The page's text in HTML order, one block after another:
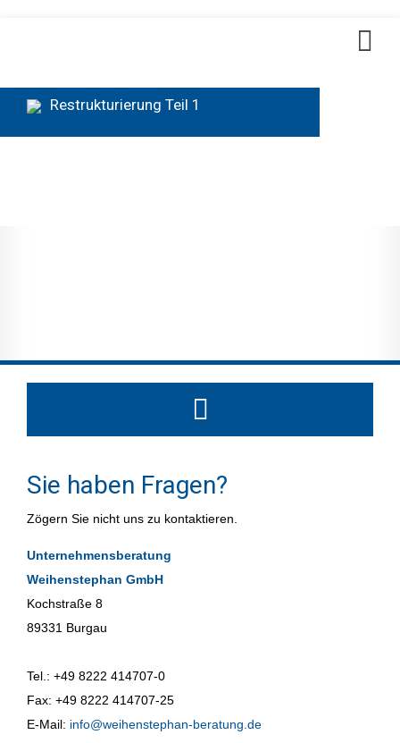
Restrukturierung Teil 1
Sie haben Fragen?
Zögern Sie nicht uns zu kontaktieren.
Unternehmensberatung
Weihenstephan GmbH
Kochstraße 8
89331 Burgau
Tel.: +49 8222 414707-0
Fax: +49 8222 414707-25
E-Mail: info@weihenstephan-beratung.de